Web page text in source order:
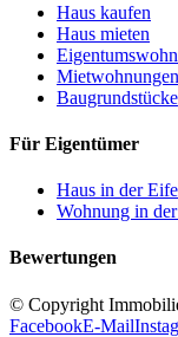
Haus kaufen
Haus mieten
Mietwohnungen
Baugrundstücke
Für Eigentümer
Haus in der
Wohnung in
Bewertungen
© Copyright
FacebookE-Mail